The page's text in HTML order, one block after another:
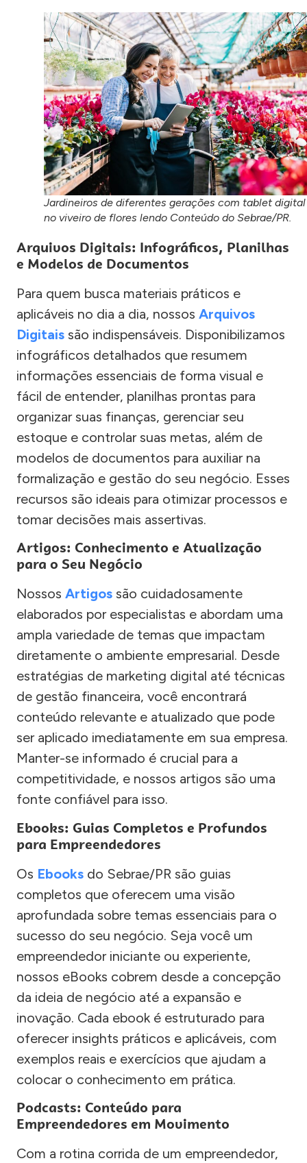
Jardineiros de diferentes gerações com tablet digital
no viveiro de flores lendo Conteúdo do Sebrae/PR.
Arquivos Digitais: Infográficos, Planilhas
e Modelos de Documentos
Para quem busca materiais práticos e
aplicáveis no dia a dia, nossos Arquivos
Digitais são indispensáveis. Disponibilizamos
infográficos detalhados que resumem
informações essenciais de forma visual e
fácil de entender, planilhas prontas para
organizar suas finanças, gerenciar seu
estoque e controlar suas metas, além de
modelos de documentos para auxiliar na
formalização e gestão do seu negócio. Esses
recursos são ideais para otimizar processos e
tomar decisões mais assertivas.
Artigos: Conhecimento e Atualização
para o Seu Negócio
Nossos Artigos são cuidadosamente
elaborados por especialistas e abordam uma
ampla variedade de temas que impactam
diretamente o ambiente empresarial. Desde
estratégias de marketing digital até técnicas
de gestão financeira, você encontrará
conteúdo relevante e atualizado que pode
ser aplicado imediatamente em sua empresa.
Manter-se informado é crucial para a
competitividade, e nossos artigos são uma
fonte confiável para isso.
Ebooks: Guias Completos e Profundos
para Empreendedores
Os Ebooks do Sebrae/PR são guias
completos que oferecem uma visão
aprofundada sobre temas essenciais para o
sucesso do seu negócio. Seja você um
empreendedor iniciante ou experiente,
nossos eBooks cobrem desde a concepção
da ideia de negócio até a expansão e
inovação. Cada ebook é estruturado para
oferecer insights práticos e aplicáveis, com
exemplos reais e exercícios que ajudam a
colocar o conhecimento em prática.
Podcasts: Conteúdo para
Empreendedores em Movimento
Com a rotina corrida de um empreendedor,